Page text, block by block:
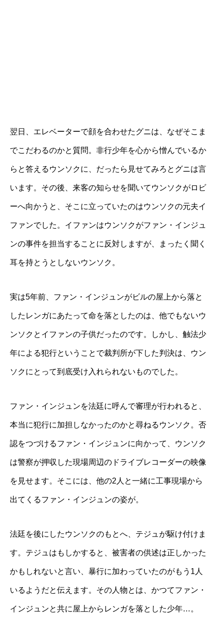
翌日、エレベーターで顔を合わせたグニは、なぜそこま
でこだわるのかと質問。非行少年を心から憎んでいるか
らと答えるウンソクに、だったら見せてみろとグニは言
います。その後、来客の知らせを聞いてウンソクがロビ
ーへ向かうと、そこに立っていたのはウンソクの元夫イ
ファンでした。イファンはウンソクがファン・インジュ
ンの事件を担当することに反対しますが、まったく聞く
耳を持とうとしないウンソク。
実は5年前、ファン・インジュンがビルの屋上から落と
したレンガにあたって命を落としたのは、他でもないウ
ンソクとイファンの子供だったのです。しかし、触法少
年による犯行ということで裁判所が下した判決は、ウン
ソクにとって到底受け入れられないものでした。
ファン・インジュンを法廷に呼んで審理が行われると、
本当に犯行に加担しなかったのかと尋ねるウンソク。否
認をつづけるファン・インジュンに向かって、ウンソク
は警察が押収した現場周辺のドライブレコーダーの映像
を見せます。そこには、他の2人と一緒に工事現場から
出てくるファン・インジュンの姿が。
法廷を後にしたウンソクのもとへ、テジュが駆け付けま
す。テジュはもしかすると、被害者の供述は正しかった
かもしれないと言い、暴行に加わっていたのがもう1人
いるようだと伝えます。その人物とは、かつてファン・
インジュンと共に屋上からレンガを落とした少年…。